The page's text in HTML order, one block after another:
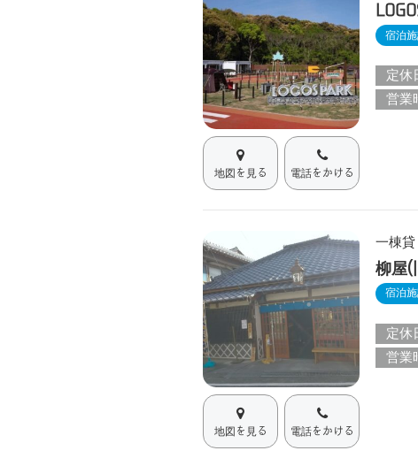
地図を見る 電話をかける
宿泊
定休
営業
地図を見る 電話をかける
一棟
柳屋(
宿泊
定休
営業